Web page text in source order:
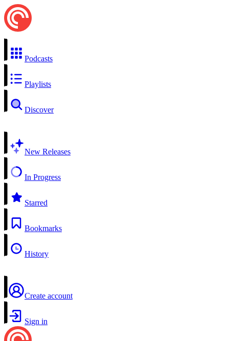
Podcasts
Playlists
Discover
New Releases
In Progress
Starred
Bookmarks
History
Create account
Sign in